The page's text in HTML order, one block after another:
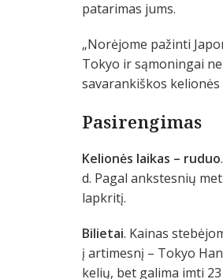
patarimas jums.
„Norėjome pažinti
Tokyo ir sąmoningai
savarankiškos kelionės
Pasirengimas
Kelionės laikas – ruduo
d. Pagal ankstesnių
lapkritį.
Bilietai. Kainas
į artimesnį – Tokyo
kelių, bet galima imti